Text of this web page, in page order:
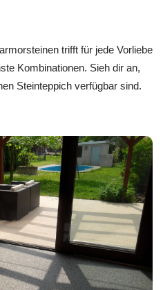
trifft für jede Vorliebe
Kombinationen. Sieh dir an,
Steinteppich verfügbar sind.